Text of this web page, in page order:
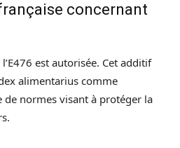
concernant
est autorisée. Cet additif
alimentarius comme
normes visant à protéger la